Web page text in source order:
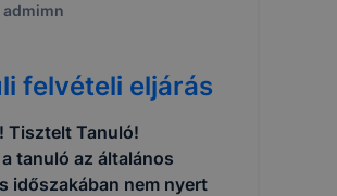
admimn
felvételi eljárás
Tisztelt Tanuló!
tanuló az általános
időszakában nem nyert